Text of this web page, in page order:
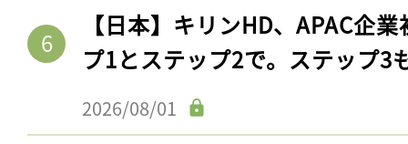
【日本】キリンHD、APAC企
プ1とステップ2で。ステップ3
2026/08/01